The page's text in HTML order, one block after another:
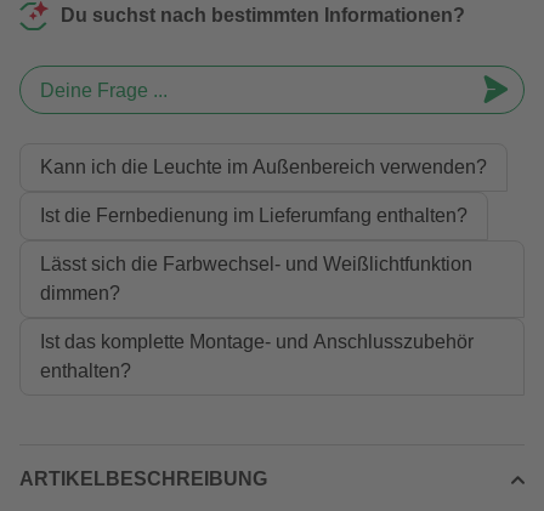
Du suchst nach bestimmten Informationen?
Deine Frage ...
Kann ich die Leuchte im Außenbereich verwenden?
Ist die Fernbedienung im Lieferumfang enthalten?
Lässt sich die Farbwechsel- und Weißlichtfunktion
dimmen?
Ist das komplette Montage- und Anschlusszubehör
enthalten?
ARTIKELBESCHREIBUNG